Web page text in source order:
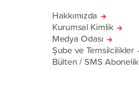
Hakkımızda
Kurumsal Kimlik
Medya Odası
Şube ve Temsilcilikler
Bülten / SMS Abonelik